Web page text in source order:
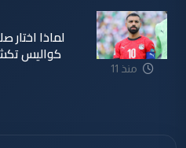
ساعة
منذ 11
لماذا اختار
كواليس